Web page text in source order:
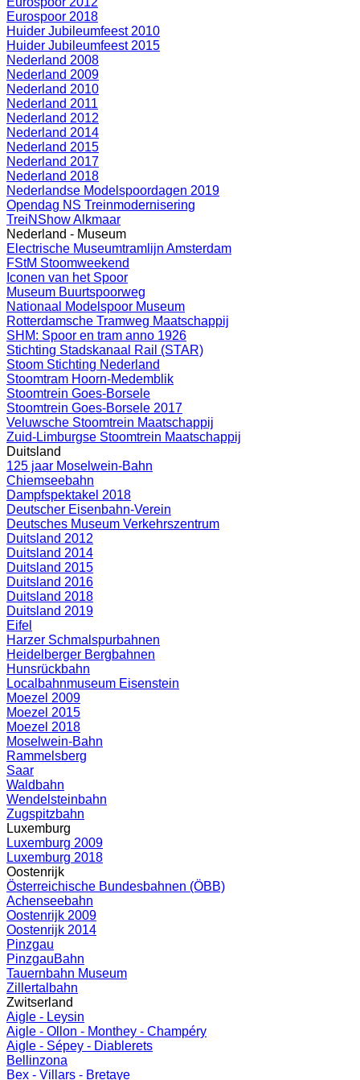
Eurospoor 2018
Huider Jubileumfeest 2010
Huider Jubileumfeest 2015
Nederland 2008
Nederland 2009
Nederland 2010
Nederland 2011
Nederland 2012
Nederland 2014
Nederland 2015
Nederland 2017
Nederland 2018
Nederlandse Modelspoordagen 2019
Opendag NS Treinmodernisering
TreiNShow Alkmaar
Nederland - Museum
Electrische Museumtramlijn Amsterdam
FStM Stoomweekend
Iconen van het Spoor
Museum Buurtspoorweg
Nationaal Modelspoor Museum
Rotterdamsche Tramweg Maatschappij
SHM: Spoor en tram anno 1926
Stichting Stadskanaal Rail (STAR)
Stoom Stichting Nederland
Stoomtram Hoorn-Medemblik
Stoomtrein Goes-Borsele
Stoomtrein Goes-Borsele 2017
Veluwsche Stoomtrein Maatschappij
Zuid-Limburgse Stoomtrein Maatschappij
Duitsland
125 jaar Moselwein-Bahn
Chiemseebahn
Dampfspektakel 2018
Deutscher Eisenbahn-Verein
Deutsches Museum Verkehrszentrum
Duitsland 2012
Duitsland 2014
Duitsland 2015
Duitsland 2016
Duitsland 2018
Duitsland 2019
Eifel
Harzer Schmalspurbahnen
Heidelberger Bergbahnen
Hunsrückbahn
Localbahnmuseum Eisenstein
Moezel 2009
Moezel 2015
Moezel 2018
Moselwein-Bahn
Rammelsberg
Saar
Waldbahn
Wendelsteinbahn
Zugspitzbahn
Luxemburg
Luxemburg 2009
Luxemburg 2018
Oostenrijk
Österreichische Bundesbahnen (ÖBB)
Achenseebahn
Oostenrijk 2009
Oostenrijk 2014
Pinzgau
PinzgauBahn
Tauernbahn Museum
Zillertalbahn
Zwitserland
Aigle - Leysin
Aigle - Ollon - Monthey - Champéry
Aigle - Sépey - Diablerets
Bellinzona
Bex - Villars - Bretaye